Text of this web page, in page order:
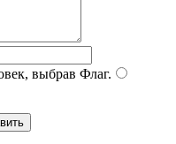
выбрав Флаг.